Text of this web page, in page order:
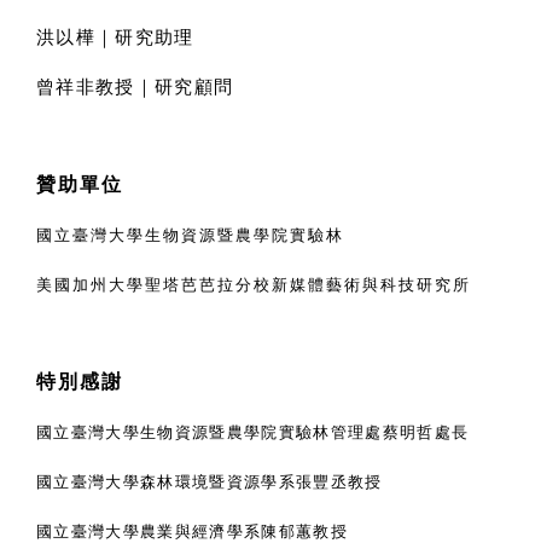
洪以樺｜研究助理
曾祥非教授｜研究顧問
贊助單位
國立臺灣大學生物資源暨農學院實驗林
美國加州大學聖塔芭芭拉分校新媒體藝術與科技研究所
特別感謝
國立臺灣大學生物資源暨農學院實驗林管理處蔡明哲處長
國立臺灣大學森林環境暨資源學系張豐丞教授
國立臺灣大學農業與經濟學系陳郁蕙教授